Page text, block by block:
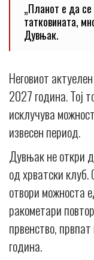
„Планот е да
татковината,
Дувњак.
Неговиот
2027 година. Тој
исклучува
извесен период.
Дувњак не откри
од хрватски клуб.
отвори можноста
ракометари
првенство,
година.